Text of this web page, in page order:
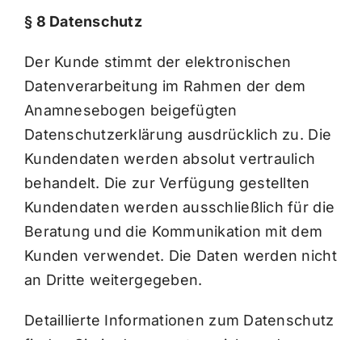
§ 8 Datenschutz
Der Kunde stimmt der elektronischen
Datenverarbeitung im Rahmen der dem
Anamnesebogen beigefügten
Datenschutzerklärung ausdrücklich zu. Die
Kundendaten werden absolut vertraulich
behandelt. Die zur Verfügung gestellten
Kundendaten werden ausschließlich für die
Beratung und die Kommunikation mit dem
Kunden verwendet. Die Daten werden nicht
an Dritte weitergegeben.
Detaillierte Informationen zum Datenschutz